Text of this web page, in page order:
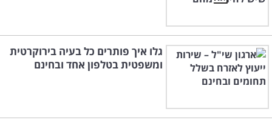
גלו איך פותרים כל בעיה בירוקרטית
ומשפטית בטלפון אחד ובחינם